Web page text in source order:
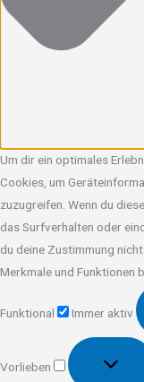
Um dir ein optimales
Cookies, um
zuzugreifen. Wenn du
das Surfverhalten oder
du deine Zustimmung
Merkmale und Funktionen
Funktional
Immer aktiv
Vorlieben
Vorlieben